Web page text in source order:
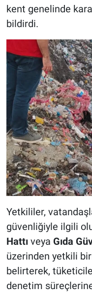
kent genelinde
bildirdi.
Yetkililer,
güvenliğiyle ilgili
Hattıveya Gıda
üzerinden yetkili
belirterek,
denetim